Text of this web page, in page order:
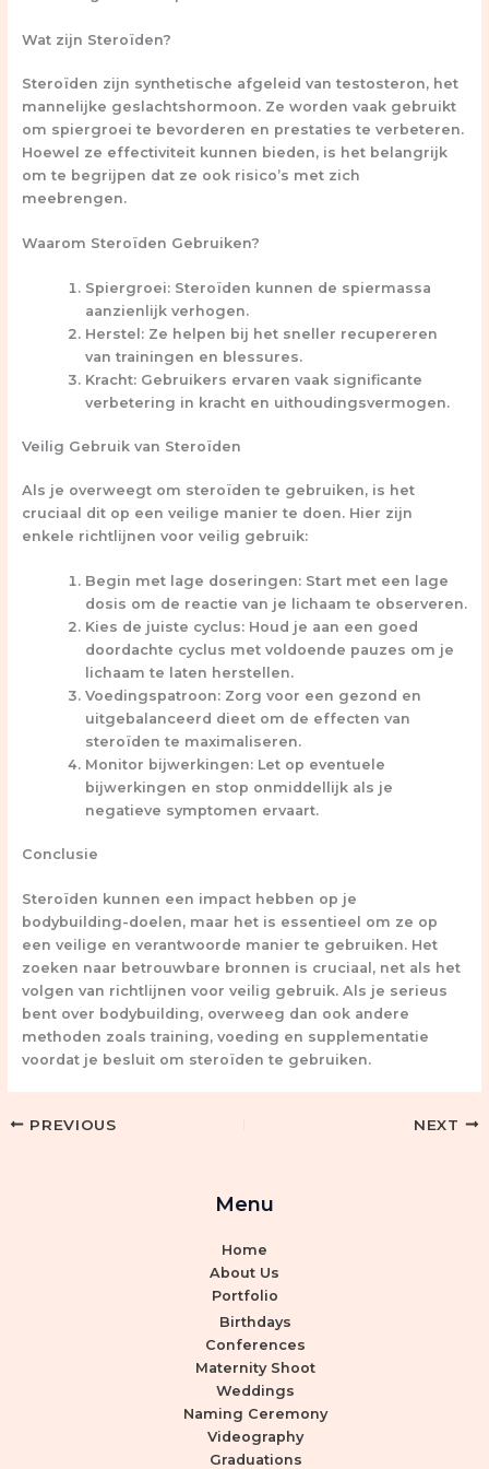
Wat zijn Steroïden?
Steroïden zijn synthetische afgeleid van testosteron, het
mannelijke geslachtshormoon. Ze worden vaak gebruikt
om spiergroei te bevorderen en prestaties te verbeteren.
Hoewel ze effectiviteit kunnen bieden, is het belangrijk
om te begrijpen dat ze ook risico’s met zich
meebrengen.
Waarom Steroïden Gebruiken?
Spiergroei: Steroïden kunnen de spiermassa
aanzienlijk verhogen.
Herstel: Ze helpen bij het sneller recupereren
van trainingen en blessures.
Kracht: Gebruikers ervaren vaak significante
verbetering in kracht en uithoudingsvermogen.
Veilig Gebruik van Steroïden
Als je overweegt om steroïden te gebruiken, is het
cruciaal dit op een veilige manier te doen. Hier zijn
enkele richtlijnen voor veilig gebruik:
Begin met lage doseringen:Start met een lage
dosis om de reactie van je lichaam te observeren.
Kies de juiste cyclus:Houd je aan een goed
doordachte cyclus met voldoende pauzes om je
lichaam te laten herstellen.
Voedingspatroon:Zorg voor een gezond en
uitgebalanceerd dieet om de effecten van
steroïden te maximaliseren.
Monitor bijwerkingen:Let op eventuele
bijwerkingen en stop onmiddellijk als je
negatieve symptomen ervaart.
Conclusie
Steroïden kunnen een impact hebben op je
bodybuilding-doelen, maar het is essentieel om ze op
een veilige en verantwoorde manier te gebruiken. Het
zoeken naar betrouwbare bronnen is cruciaal, net als het
volgen van richtlijnen voor veilig gebruik. Als je serieus
bent over bodybuilding, overweeg dan ook andere
methoden zoals training, voeding en supplementatie
voordat je besluit om steroïden te gebruiken.
PREVIOUS NEXT
Menu
Home
About Us
Portfolio
Birthdays
Conferences
Maternity Shoot
Weddings
Naming Ceremony
Videography
Graduations